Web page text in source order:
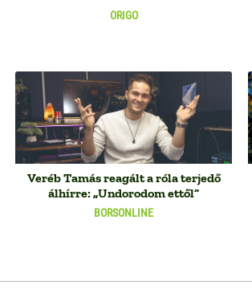
ORIGO
BORSONLINE
Veréb Tamás reagált a róla terjedő
álhírre: „Undorodom ettől”